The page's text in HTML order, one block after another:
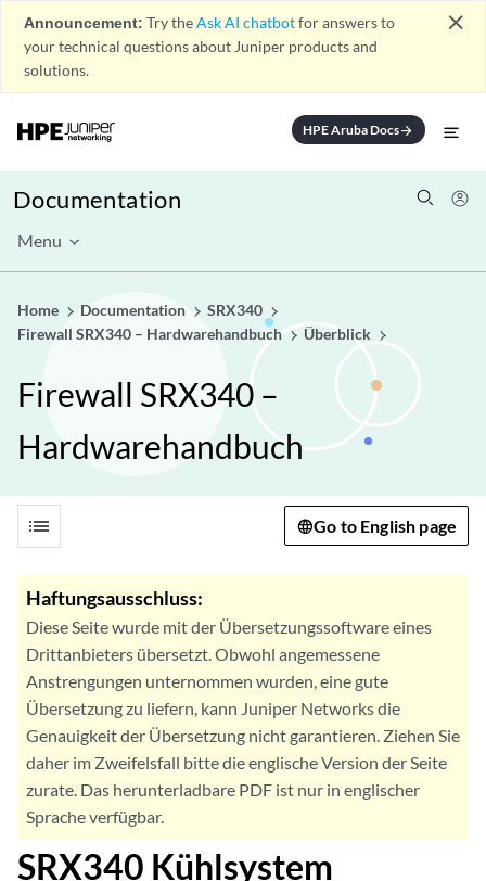
Announcement: Try theAsk AI chatbotfor answers to
your technical questions about Juniper products and
solutions.
close
HPE Aruba Docsarrow_forward
Documentation
Menu
Home Documentation
SRX340
Firewall SRX340 – Hardwarehandbuch
Überblick
Firewall SRX340 –
Hardwarehandbuch
list Go to English page
Haftungsausschluss:
Diese Seite wurde mit der Übersetzungssoftware eines
Drittanbieters übersetzt. Obwohl angemessene
Anstrengungen unternommen wurden, eine gute
Übersetzung zu liefern, kann Juniper Networks die
Genauigkeit der Übersetzung nicht garantieren. Ziehen Sie
daher im Zweifelsfall bitte die englische Version der Seite
zurate. Das herunterladbare PDF ist nur in englischer
Sprache verfügbar.
SRX340 Kühlsystem